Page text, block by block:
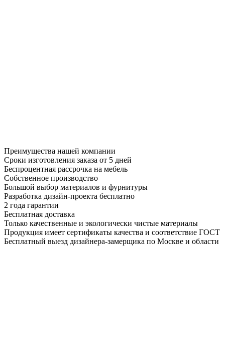
Преимущества нашей компании
Сроки изготовления заказа от 5 дней
Беспроцентная рассрочка на мебель
Собственное производство
Большой выбор материалов и фурнитуры
Разработка дизайн-проекта бесплатно
2 года гарантии
Бесплатная доставка
Только качественные и экологически чистые материалы
Продукция имеет сертификаты качества и соответствие ГОСТ
Бесплатный выезд дизайнера-замерщика по Москве и области